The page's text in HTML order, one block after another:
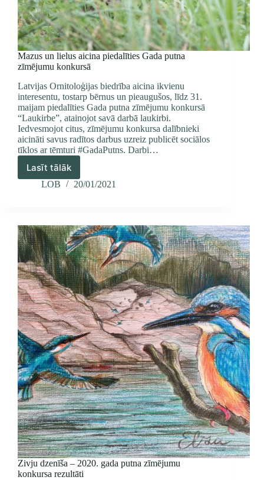
Mazus un lielus aicina piedalīties Gada putna
zīmējumu konkursā
Latvijas Ornitoloģijas biedrība aicina ikvienu
interesentu, tostarp bērnus un pieaugušos, līdz 31.
maijam piedalīties Gada putna zīmējumu konkursā
“Laukirbe”, atainojot savā darbā laukirbi.
Iedvesmojot citus, zīmējumu konkursa dalībnieki
aicināti savus radītos darbus uzreiz publicēt sociālos
tīklos ar tēmturi #GadaPutns. Darbi…
Lasīt tālāk
Mazus
un
Gada
putna
zīmējumu
konkursā
LOB 20/01/2021
Zivju dzenīša – 2020. gada putna zīmējumu
konkursa rezultāti